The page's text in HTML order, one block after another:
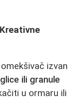
izvan
ili granule
u ormaru ili